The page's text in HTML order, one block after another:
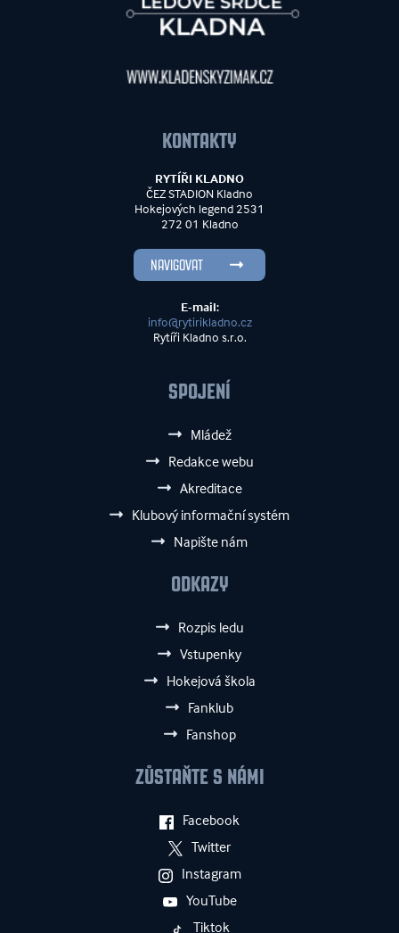
KONTAKTY
RYTÍŘI KLADNO
ČEZ STADION Kladno
Hokejových legend 2531
272 01 Kladno
NAVIGOVAT
E-mail:
info@rytirikladno.cz
Rytíři Kladno s.r.o.
SPOJENÍ
Mládež
Redakce webu
Akreditace
Klubový informační systém
Napište nám
ODKAZY
Rozpis ledu
Vstupenky
Hokejová škola
Fanklub
Fanshop
ZŮSTAŇTE S NÁMI
Facebook
Twitter
Instagram
YouTube
Tiktok